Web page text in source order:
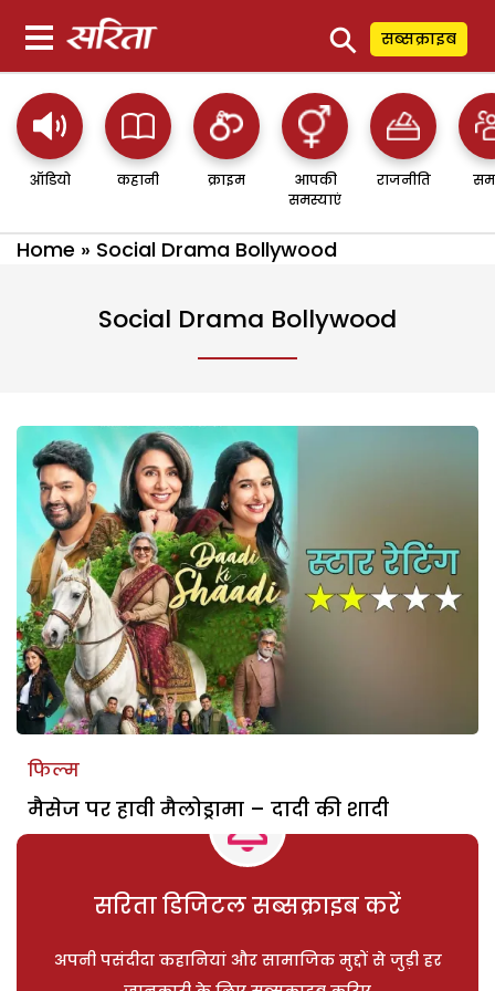
⚲ सब्सक्राइब
ऑडियो कहानी क्राइम
आपकी
समस्याएं
राजनीति
Home » Social Drama Bollywood
Social Drama Bollywood
फिल्म
मैसेज पर हावी मैलोड्रामा – दादी की शादी
सरिता डिजिटल सब्सक्राइब करें
अपनी पसंदीदा कहानियां और सामाजिक मुद्दों से जुड़ी हर